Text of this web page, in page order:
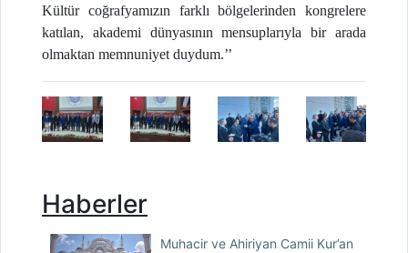
Kültür coğrafyamızın farklı bölgelerinden kongrelere
katılan, akademi dünyasının mensuplarıyla bir arada
olmaktan memnuniyet duydum.’’
Haberler
Muhacir ve Ahiriyan Camii Kur’an